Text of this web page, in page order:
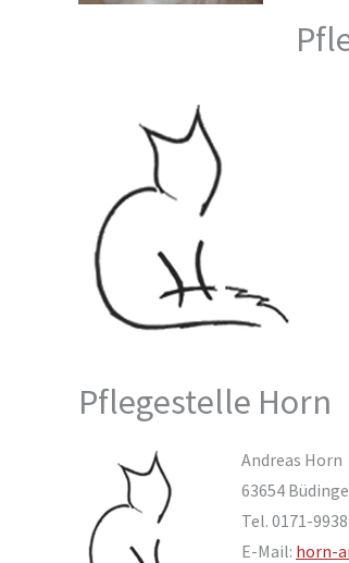
Pflegestelle Horn
Andreas Horn
63654
Tel. 0171-
E-Mail: horn-